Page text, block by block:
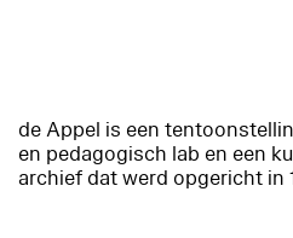
de Appel is een
en pedagogisch lab en een
archief dat werd opgericht in